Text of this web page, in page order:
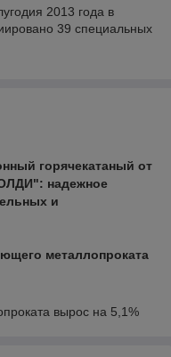
2013 года в
39 специальных
горячекатаный от
надежное
и
металлопроката
вырос на 5,1%